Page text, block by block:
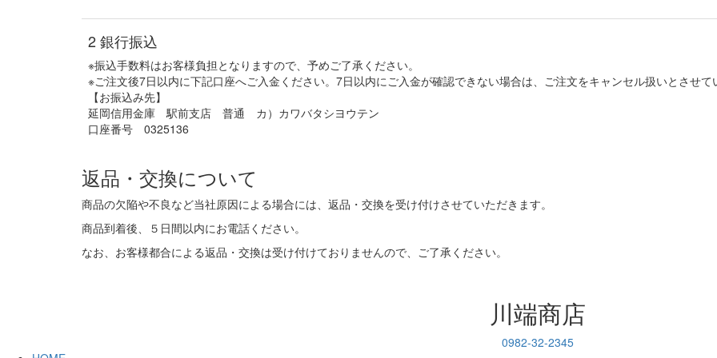
2銀行振込
※振込手数料はお客様負担となりますので、予めご了承ください。
※ご注文後7日以内に下記口座へご入金ください。7日以内にご入金が確認できない場合は、ご注文をキャンセル扱いとさせて
【お振込み先】
延岡信用金庫 駅前支店 普通 カ）カワバタシヨウテン
口座番号 0325136
返品・交換について
商品の欠陥や不良など当社原因による場合には、返品・交換を受け付けさせていただきます。
商品到着後、５日間以内にお電話ください。
なお、お客様都合による返品・交換は受け付けておりませんので、ご了承ください。
川端商店
0982-32-2345